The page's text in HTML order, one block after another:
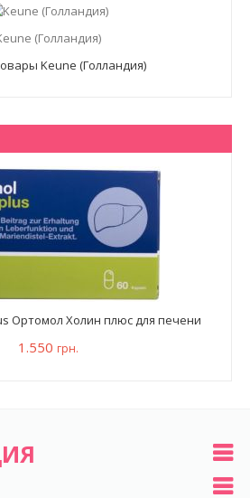
(Голландия)
Keune (Голландия)
Ортомол Холин плюс для печени
1.550 грн.